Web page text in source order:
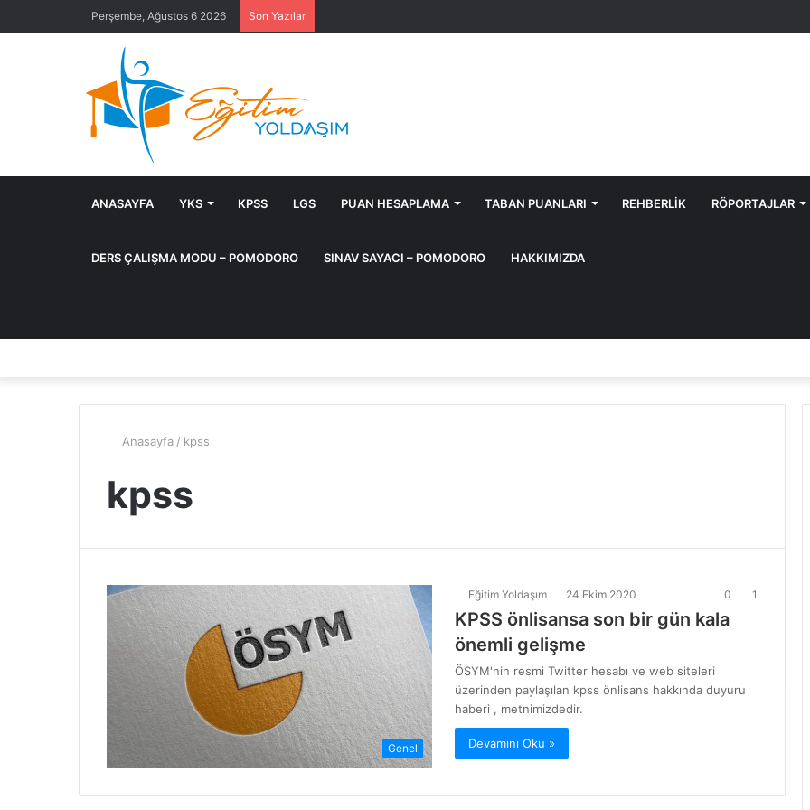
Perşembe, Ağustos 6 2026 Son Yazılar
ANASAYFA YKS KPSS LGS PUAN HESAPLAMA TABAN PUANLARI REHBERLIK RÖPORTAJLAR
DERS ÇALIŞMA MODU – POMODORO SINAV SAYACI – POMODORO HAKKIMIZDA
Anasayfa / kpss
kpss
Genel
Eğitim Yoldaşım 24 Ekim 2020 0 1
KPSS önlisansa son bir gün kala
önemli gelişme
ÖSYM'nin resmi Twitter hesabı ve web siteleri
üzerinden paylaşılan kpss önlisans hakkında duyuru
haberi , metnimizdedir.
Devamını Oku »